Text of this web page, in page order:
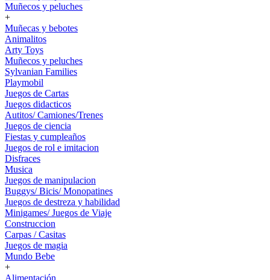
Muñecos y peluches
+
Muñecas y bebotes
Animalitos
Arty Toys
Muñecos y peluches
Sylvanian Families
Playmobil
Juegos de Cartas
Juegos didacticos
Autitos/ Camiones/Trenes
Juegos de ciencia
Fiestas y cumpleaños
Juegos de rol e imitacion
Disfraces
Musica
Juegos de manipulacion
Buggys/ Bicis/ Monopatines
Juegos de destreza y habilidad
Minigames/ Juegos de Viaje
Construccion
Carpas / Casitas
Juegos de magia
Mundo Bebe
+
Alimentación